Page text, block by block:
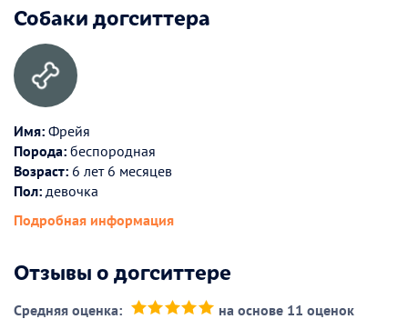
Собаки догситтера
Имя: Фрейя
Порода: беспородная
Возраст: 6 лет 6 месяцев
Пол: девочка
Подробная информация
Отзывы о догситтере
Средняя оценка: на основе 11 оценок